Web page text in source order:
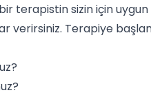
terapistin sizin için uygun
verirsiniz. Terapiye